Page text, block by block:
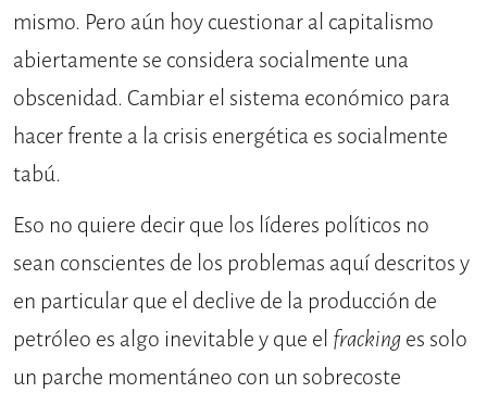
mismo. Pero aún hoy cuestionar al capitalismo
abiertamente se considera socialmente una
obscenidad. Cambiar el sistema económico para
hacer frente a la crisis energética es socialmente
tabú.
Eso no quiere decir que los líderes políticos no
sean conscientes de los problemas aquí descritos y
en particular que el declive de la producción de
petróleo es algo inevitable y que el frackinges solo
un parche momentáneo con un sobrecoste